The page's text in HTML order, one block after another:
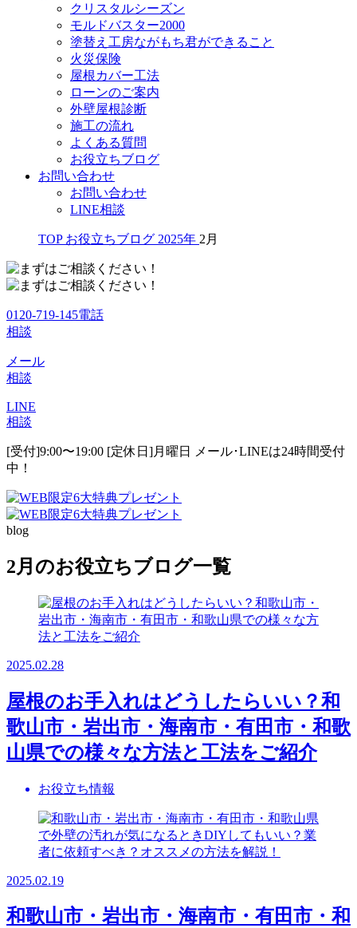
クリスタルシーズン
モルドバスター2000
塗替え工房ながもち君ができること
火災保険
屋根カバー工法
ローンのご案内
外壁屋根診断
施工の流れ
よくある質問
お役立ちブログ
お問い合わせ
お問い合わせ
LINE相談
TOP お役立ちブログ 2025年 2月
0120-719-145電話
相談
メール
相談
LINE
相談
[受付]9:00〜19:00 [定休日]月曜日
メール･LINEは24時間受付
中！
blog
2月のお役立ちブログ一覧
2025.02.28
屋根のお手入れはどうしたらいい？和
歌山市・岩出市・海南市・有田市・和歌
山県での様々な方法と工法をご紹介
お役立ち情報
2025.02.19
和歌山市・岩出市・海南市・有田市・和